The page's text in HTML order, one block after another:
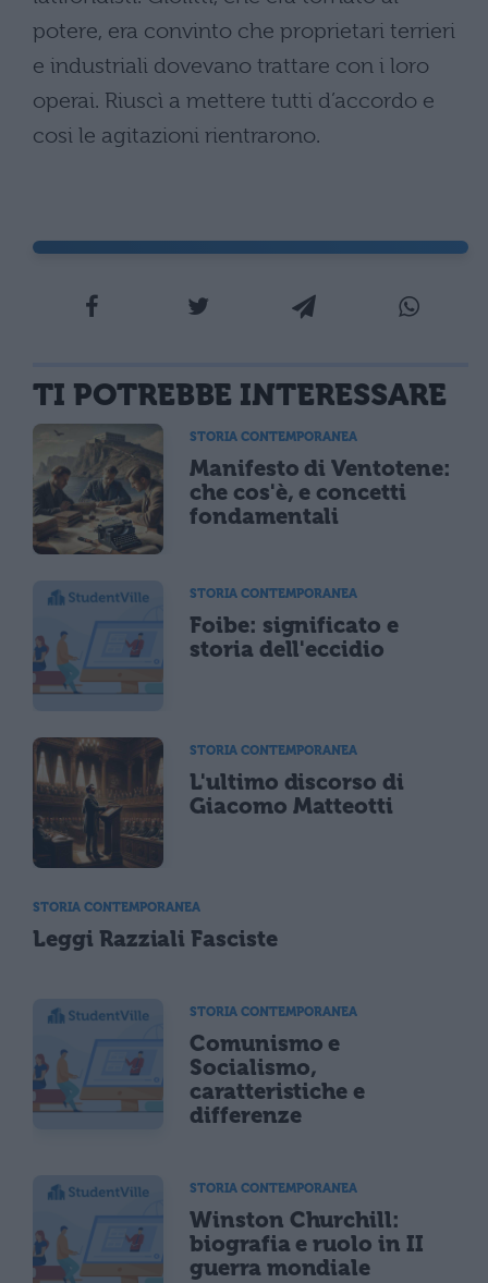
potere, era convinto che proprietari terrieri
e industriali dovevano trattare con i loro
operai. Riuscì a mettere tutti d’accordo e
cosi le agitazioni rientrarono.
TI POTREBBE INTERESSARE
STORIA CONTEMPORANEA
Manifesto di Ventotene:
che cos'è, e concetti
fondamentali
STORIA CONTEMPORANEA
Foibe: significato e
storia dell'eccidio
STORIA CONTEMPORANEA
L'ultimo discorso di
Giacomo Matteotti
STORIA CONTEMPORANEA
Leggi Razziali Fasciste
STORIA CONTEMPORANEA
Comunismo e
Socialismo,
caratteristiche e
differenze
STORIA CONTEMPORANEA
Winston Churchill:
biografia e ruolo in II
guerra mondiale